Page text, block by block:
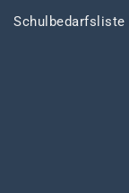
Schulbedarfsliste